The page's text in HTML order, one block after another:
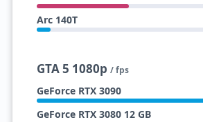
Arc 140T
GTA 5 1080p / fps
GeForce RTX 3090
GeForce RTX 3080 12 GB